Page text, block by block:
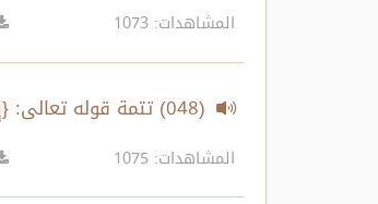
المشاهدات: 1073
(048) تتمة قوله تعالى: {إِنَّ اللَّهَ اصْطَفَىٰ آدَمَ وَنُوحًا وَآلَ إِبْرَاهِيمَ وَآلَ عِمْرَانَ عَلَى الْعَالَمِينَ..} الآية
المشاهدات: 1075